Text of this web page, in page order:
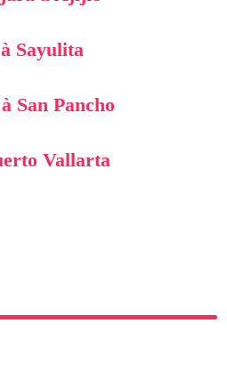
Sayulita
San Pancho
Vallarta